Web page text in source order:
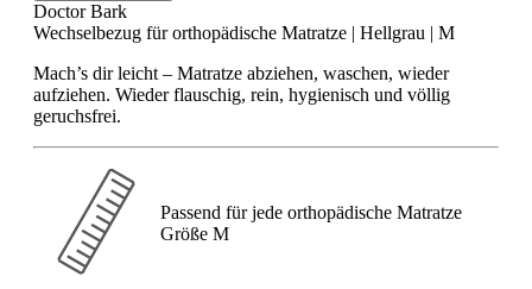
Doctor Bark
Wechselbezug für orthopädische Matratze | Hellgrau | M
Mach’s dir leicht – Matratze abziehen, waschen, wieder
aufziehen. Wieder flauschig, rein, hygienisch und völlig
geruchsfrei.
Passend für jede orthopädische Matratze
Größe M